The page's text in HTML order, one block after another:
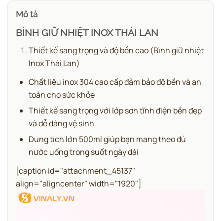
Mô tả
BÌNH GIỮ NHIỆT INOX THÁI LAN
Thiết kế sang trọng và độ bền cao (Bình giữ nhiệt
Inox Thái Lan)
Chất liệu inox 304 cao cấp đảm bảo độ bền và an
toàn cho sức khỏe
Thiết kế sang trọng với lớp sơn tĩnh điện bền đẹp
và dễ dàng vệ sinh
Dung tích lớn 500ml giúp bạn mang theo đủ
nước uống trong suốt ngày dài
[caption id="attachment_45137"
align="aligncenter" width="1920"]